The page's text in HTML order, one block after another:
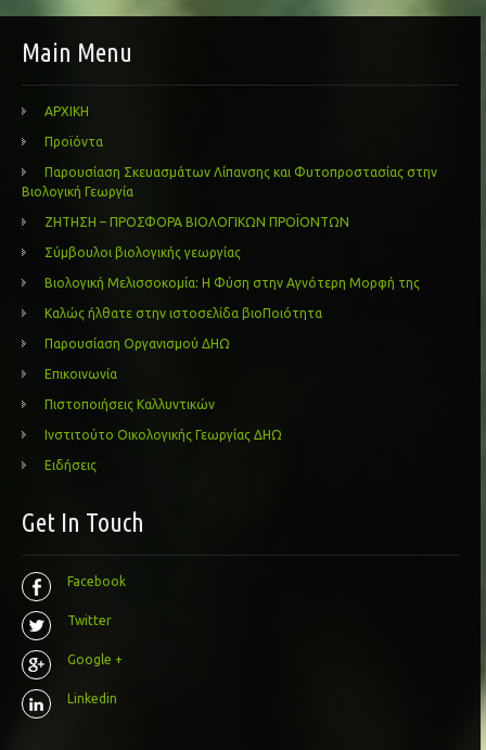
Main Menu
ΑΡΧΙΚΗ
Προϊόντα
Παρουσίαση Σκευασμάτων Λίπανσης και Φυτοπροστασίας στην
Βιολογική Γεωργία
ΖΗΤΗΣΗ – ΠΡΟΣΦΟΡΑ ΒΙΟΛΟΓΙΚΩΝ ΠΡΟΪΟΝΤΩΝ
Σύμβουλοι βιολογικής γεωργίας
Βιολογική Μελισσοκομία: Η Φύση στην Αγνότερη Μορφή της
Καλώς ήλθατε στην ιστοσελίδα βιοΠοιότητα
Παρουσίαση Οργανισμού ΔΗΩ
Επικοινωνία
Πιστοποιήσεις Καλλυντικών
Ινστιτούτο Οικολογικής Γεωργίας ΔΗΩ
Ειδήσεις
Get In Touch
Facebook
Twitter
Google +
Linkedin